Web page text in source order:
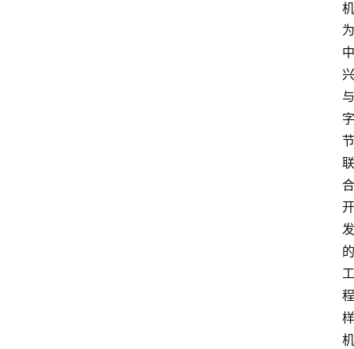
机
为
中
兴
与
字
节
联
合
开
发
的
工
程
样
机